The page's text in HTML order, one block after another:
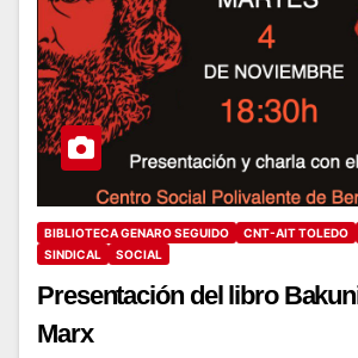
BIBLIOTECA GENARO SEGUIDO CNT-AIT TOLEDO
SINDICAL
SOCIAL
Presentación del libro
Marx